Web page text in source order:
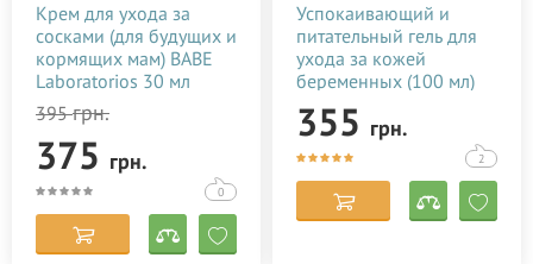
Крем для ухода за
сосками (для будущих и
кормящих мам) BABE
Laboratorios 30 мл
395грн.
375 грн.
0
Успокаивающий и
питательный гель для
ухода за кожей
беременных (100 мл)
355 грн.
2